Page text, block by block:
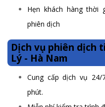
Hẹn khách hàng thời
phiên dịch
Dịch vụ phiên dịch
Lý - Hà Nam
Cung cấp dịch vụ 24/
phút.